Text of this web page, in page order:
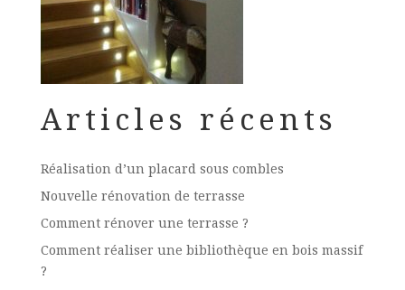
Articles récents
Réalisation d’un placard sous combles
Nouvelle rénovation de terrasse
Comment rénover une terrasse ?
Comment réaliser une bibliothèque en bois massif
?